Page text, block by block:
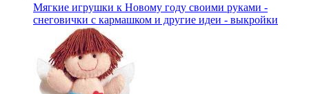
Мягкие игрушки к Новому году своими руками -
снеговички с кармашком и другие идеи - выкройки